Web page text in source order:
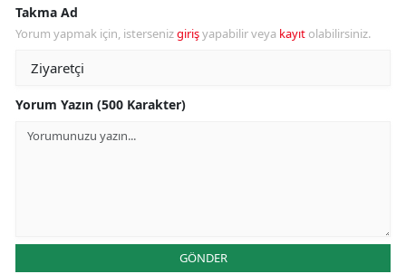
Takma Ad
Yorum yapmak için, istersenizgirişyapabilir veya kayıt olabilirsiniz.
Yorum Yazın (500 Karakter)
GÖNDER